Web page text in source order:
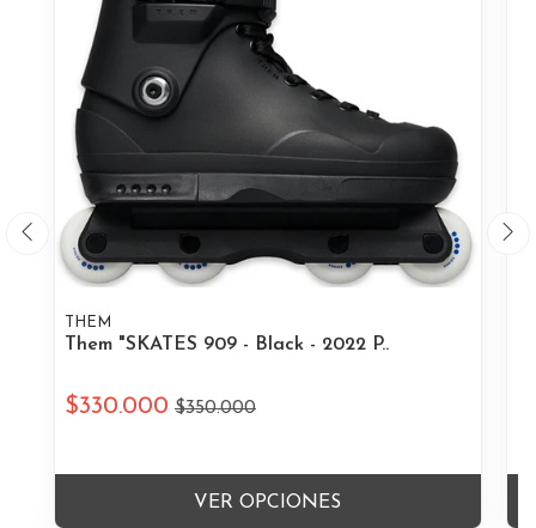
THEM
Them "SKATES 909 - Black - 2022 P..
$330.000 $350.000
VER OPCIONES